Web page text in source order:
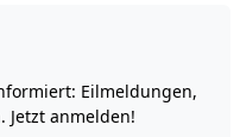
Eilmeldungen,
Jetzt anmelden!